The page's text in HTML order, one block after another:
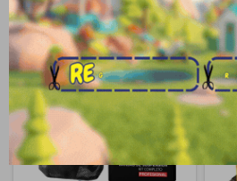
Productos que te